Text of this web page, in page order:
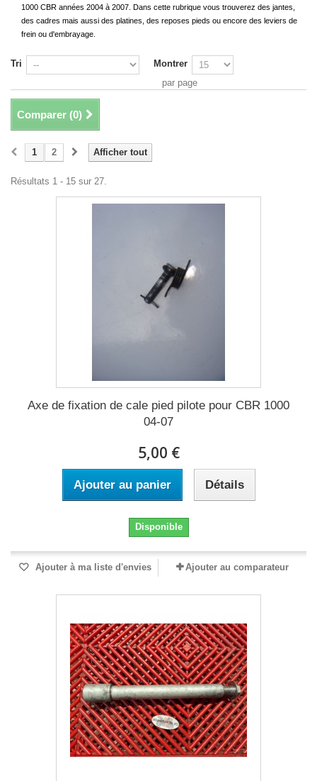
1000 CBR années 2004 à 2007. Dans cette rubrique vous trouverez des jantes,
des cadres mais aussi des platines, des reposes pieds ou encore des leviers de
frein ou d'embrayage.
Tri
Montrer
par page
Comparer (0)
Afficher tout
1 2
Résultats 1 - 15 sur 27.
Axe de fixation de cale pied pilote pour CBR 1000
04-07
5,00 €
Ajouter au panier Détails
Disponible
Ajouter à ma liste d'envies Ajouter au comparateur